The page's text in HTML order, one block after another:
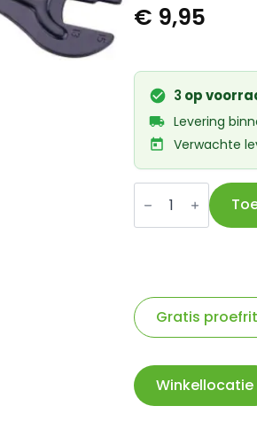
€ 9,95
3 op
Levering
Verwachte
IceToolz
conussleutel
13/15+14/16
Cr-
aantal
Gratis proefrit
Winkellocatie